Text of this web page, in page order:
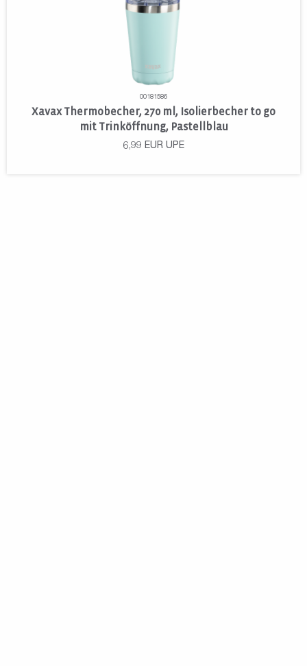
00181586
Xavax Thermobecher, 270 ml, Isolierbecher to go
mit Trinköffnung, Pastellblau
6,99 EUR UPE